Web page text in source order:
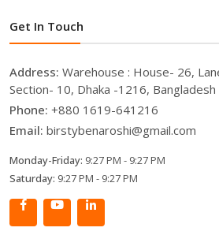
Get In Touch
Address: Warehouse : House- 26,
Section- 10, Dhaka -1216, Bangladesh
Phone: +880 1619-641216
Email: birstybenaroshi@gmail.com
Monday-Friday: 9:27 PM - 9:27 PM
Saturday: 9:27 PM - 9:27 PM